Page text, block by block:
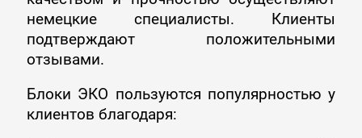
немецкие специалисты. Клиенты
подтверждают положительными
отзывами.
Блоки ЭКО пользуются популярностью у
клиентов благодаря: